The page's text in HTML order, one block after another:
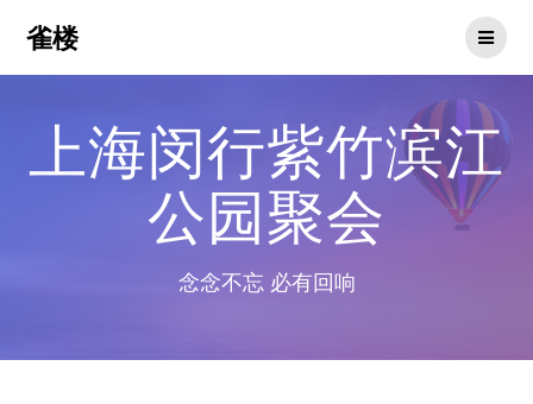
雀楼
上海闵行紫竹滨江
公园聚会
念念不忘 必有回响